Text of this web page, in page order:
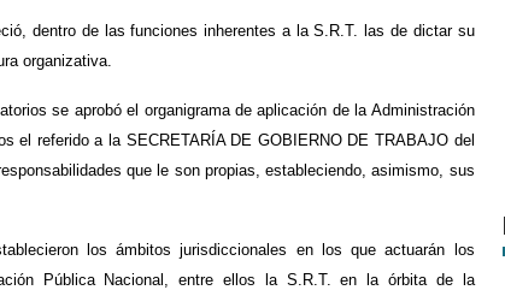
dentro de las funciones inherentes a la S.R.T. las de dictar su
organizativa.
se aprobó el organigrama de aplicación de la Administración
el referido a la SECRETARÍA DE GOBIERNO DE TRABAJO del
que le son propias, estableciendo, asimismo, sus
los ámbitos jurisdiccionales en los que actuarán los
Pública Nacional, entre ellos la S.R.T. en la órbita de la